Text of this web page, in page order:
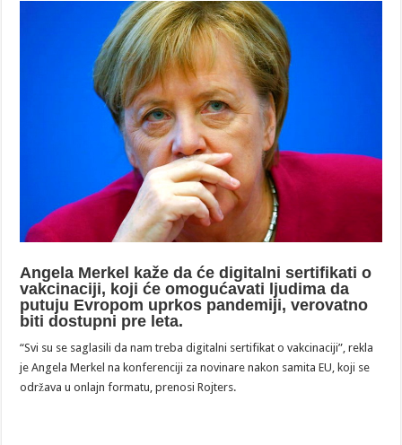
Angela Merkel kaže da će digitalni sertifikati o
vakcinaciji, koji će omogućavati ljudima da
putuju Evropom uprkos pandemiji, verovatno
biti dostupni pre leta.
“Svi su se saglasili da nam treba digitalni sertifikat o vakcinaciji”, rekla
je Angela Merkel na konferenciji za novinare nakon samita EU, koji se
održava u onlajn formatu, prenosi Rojters.